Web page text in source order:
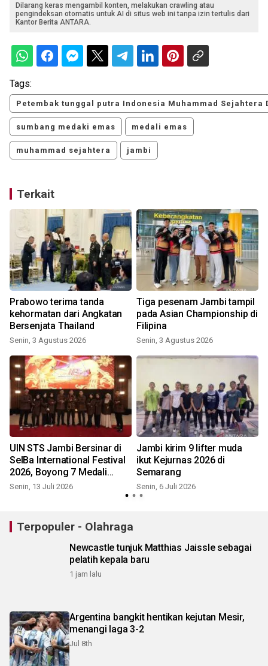
Dilarang keras mengambil konten, melakukan crawling atau
pengindeksan otomatis untuk AI di situs web ini tanpa izin tertulis dari
Kantor Berita ANTARA.
Tags:
Petembak tunggal putra Indonesia Muhammad Sejahtera
sumbang medaki emas medali emas
muhammad sejahtera jambi
Terkait
Prabowo terima tanda
kehormatan dari Angkatan
Bersenjata Thailand
Senin, 3 Agustus 2026
Tiga pesenam Jambi tampil
pada Asian Championship di
Filipina
Senin, 3 Agustus 2026
UIN STS Jambi Bersinar di
SeIBa International Festival
2026, Boyong 7 Medali
Emas dari 7 Lomba yang
Senin, 13 Juli 2026
Jambi kirim 9 lifter muda
ikut Kejurnas 2026 di
Semarang
Senin, 6 Juli 2026
Terpopuler - Olahraga
Newcastle tunjuk Matthias Jaissle sebagai
pelatih kepala baru
1 jam lalu
Argentina bangkit hentikan kejutan Mesir,
menangi laga 3-2
Jul 8th